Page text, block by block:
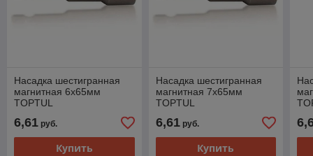
Насадка шестигранная
магнитная 6х65мм
TOPTUL
6,61 руб.
Купить
Насадка шестигранная
магнитная 7х65мм
TOPTUL
6,61руб.
Купить